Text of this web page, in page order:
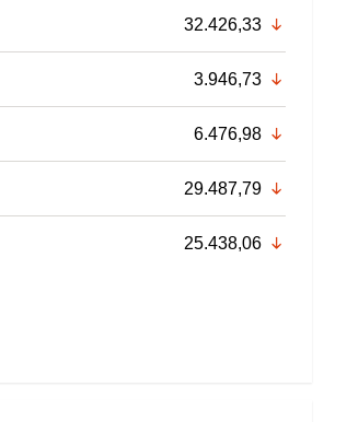
32.426,33
3.946,73
6.476,98
29.487,79
25.438,06